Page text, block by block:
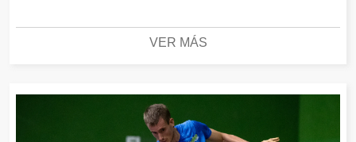
VER MÁS